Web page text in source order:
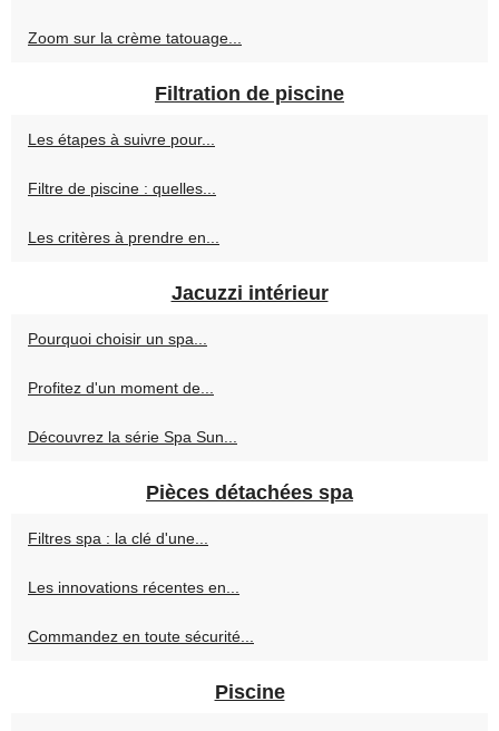
Zoom sur la crème tatouage...
Filtration de piscine
Les étapes à suivre pour...
Filtre de piscine : quelles...
Les critères à prendre en...
Jacuzzi intérieur
Pourquoi choisir un spa...
Profitez d'un moment de...
Découvrez la série Spa Sun...
Pièces détachées spa
Filtres spa : la clé d'une...
Les innovations récentes en...
Commandez en toute sécurité...
Piscine